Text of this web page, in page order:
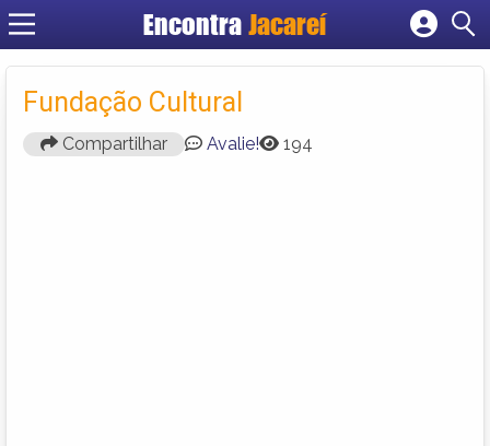
Encontra Jacareí
Cadastrar empresa
Criar conta
Fundação Cultural
Compartilhar Avalie! 194